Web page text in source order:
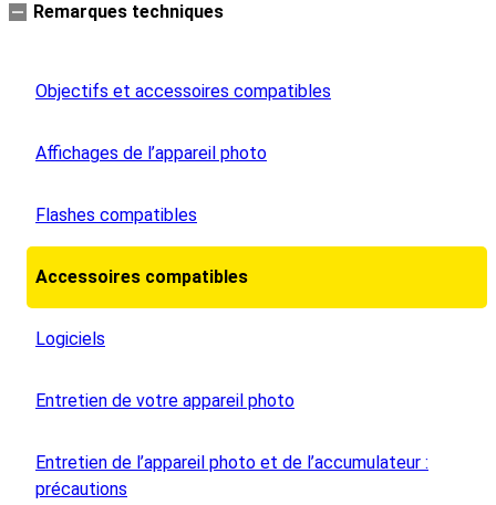
Remarques techniques
Objectifs et accessoires compatibles
Affichages de l’appareil photo
Flashes compatibles
Accessoires compatibles
Logiciels
Entretien de votre appareil photo
Entretien de l’appareil photo et de l’accumulateur :
précautions